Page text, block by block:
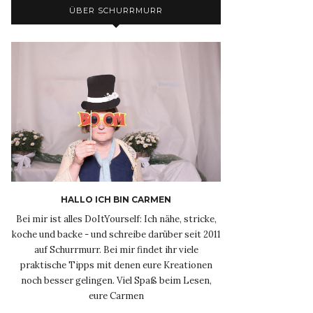
ÜBER SCHURRMURR
HALLO ICH BIN CARMEN
Bei mir ist alles DoItYourself: Ich nähe, stricke,
koche und backe - und schreibe darüber seit 2011
auf Schurrmurr. Bei mir findet ihr viele
praktische Tipps mit denen eure Kreationen
noch besser gelingen. Viel Spaß beim Lesen,
eure Carmen